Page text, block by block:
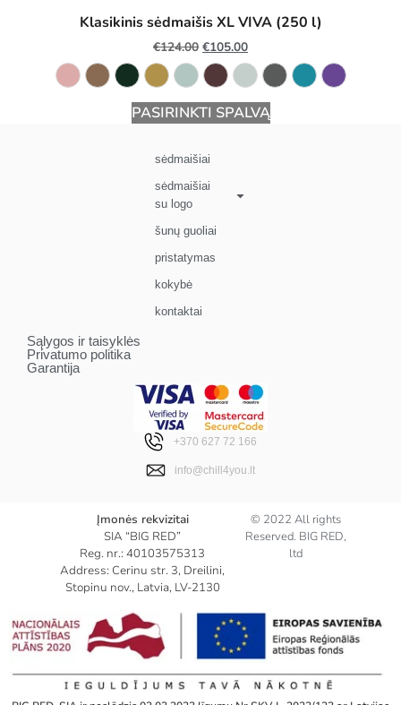
Klasikinis sėdmaišis XL VIVA (250 l)
€124.00 €105.00
PASIRINKTI SPALVĄ
sėdmaišiai
sėdmaišiai
su logo
šunų guoliai
pristatymas
kokybė
kontaktai
Sąlygos ir taisyklės
Privatumo politika
Garantija
+370 627 72 166
info@chill4you.lt
Įmonės rekvizitai
SIA “BIG RED”
Reg. nr.: 40103575313
Address: Cerinu str. 3, Dreilini,
Stopinu nov., Latvia, LV-2130
© 2022 All rights
Reserved. BIG RED,
ltd